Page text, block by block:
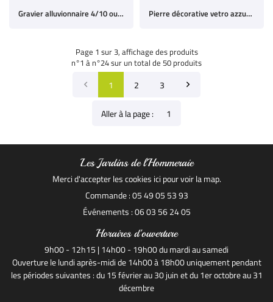
Gravier alluvionnaire 4/10 ou 10/20 Pierre décorative vetro azzuro 5/10
Page 1 sur 3, affichage des produits
n°1 à n°24 sur un total de 50 produits
1 2 3
Aller à la page :
Les Jardins de l'Hommeraie
Merci d'accepter les cookies ici pour voir la map.
Commande : 05 49 05 53 93
Événements : 06 03 56 24 05
Horaires d'ouverture
9h00 - 12h15 | 14h00 - 19h00 du mardi au samedi
Ouverture le lundi après-midi de 14h00 à 18h00 uniquement pendant
les périodes suivantes : du 15 février au 30 juin et du 1er octobre au 31
décembre